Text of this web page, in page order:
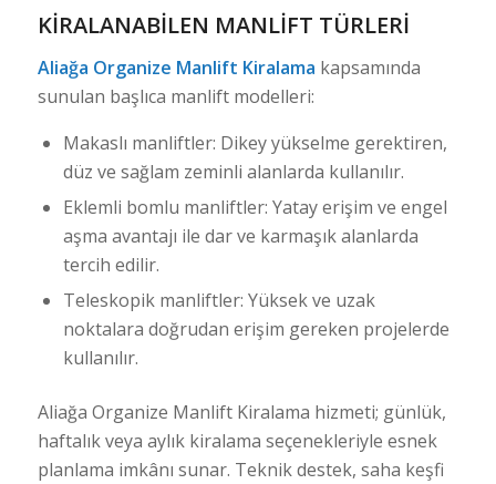
KIRALANABILEN MANLIFT TÜRLERI
Aliağa Organize Manlift Kiralama kapsamında
sunulan başlıca manlift modelleri:
Makaslı manliftler: Dikey yükselme gerektiren,
düz ve sağlam zeminli alanlarda kullanılır.
Eklemli bomlu manliftler: Yatay erişim ve engel
aşma avantajı ile dar ve karmaşık alanlarda
tercih edilir.
Teleskopik manliftler: Yüksek ve uzak
noktalara doğrudan erişim gereken projelerde
kullanılır.
Aliağa Organize Manlift Kiralama hizmeti; günlük,
haftalık veya aylık kiralama seçenekleriyle esnek
planlama imkânı sunar. Teknik destek, saha keşfi